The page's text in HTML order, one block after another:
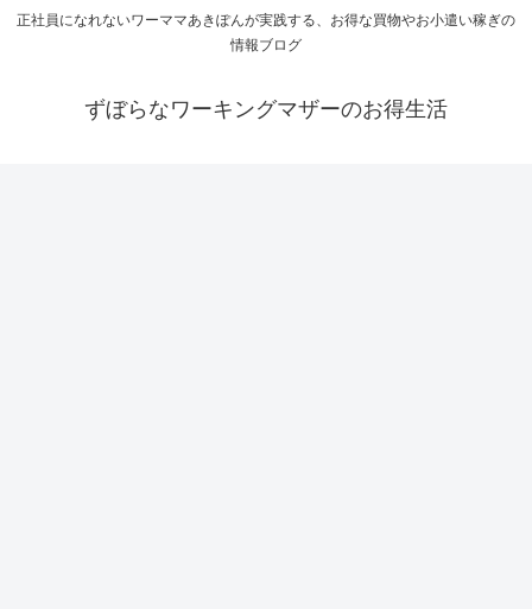
正社員になれないワーママあきぽんが実践する、お得な買物やお小遣い稼ぎの
情報ブログ
ずぼらなワーキングマザーのお得生活